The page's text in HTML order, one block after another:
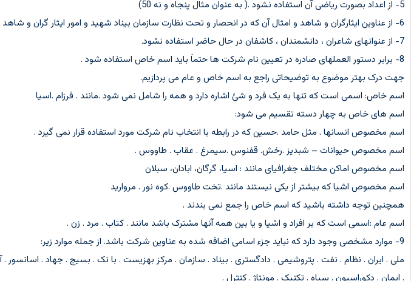
5- از اعداد بصورت ریاضی آن استفاده نشود .( به عنوان مثال پنجاه و نه 50)
6- از عناوین ایثارگران و شاهد و امثال آن که در انحصار و تحت نظارت سازمان بیناد شهید و امور ایثار گران و شاهد استفاده نشود.
7- از عنوانهای شاعران ، دانشمندان ، کاشفان در حال حاضر استفاده نشود.
8- برابر دستور العملهای صادره در تعیین نام شرکت ها حتماَ باید اسم خاص استفاده شود .
جهت درک بهتر موضوع به توضیحاتی راجع به اسم خاص و عام می پردازیم.
اسم خاص: اسمی است که تنها به یک فرد و شئ اشاره دارد و همه را شامل نمی شود .مانند . فرزام .اسیا
اسم های خاص به چهار دسته تقسیم می شود:
اسم مخصوص انسانها . مثل حامد .حسین که در رابطه با انتخاب نام شرکت مورد استفاده قرار نمی گیرد .
اسم مخصوص حیوانات – شبدیز .رخش. قفنوس .سیمرغ . عقاب . طاووس .
اسم مخصوص اماکن مختلف جغرافیای مانند : اسیا، گرگان، ابادان، سبلان
اسم مخصوص اشیا که بیشتر از یکی نیستند مانند .تخت طاووس .کوه نور . مروارید
همچنین توجه داشته باشید که اسم خاص را جمع نمی بندند .
اسم عام :اسمی است که بر افراد و اشیا و یا بین همه آنها مشترک باشد مانند . کتاب . مرد . زن .
9- موارد مشخصی وجود دارد که نباید جزء اسامی اضافه شده به عناوین شرکت باشد. از جمله موارد زیر:
ملی . ایران . نظام . نفت . پتروشیمی . دادگستری . بیناد . سازمان . مرکز بهزیست . با نک . بسیج . جهاد . اسانسور .
. ایمان . دکوراسیون . سپاه . تکنیک . مونتاژ . کنترل .